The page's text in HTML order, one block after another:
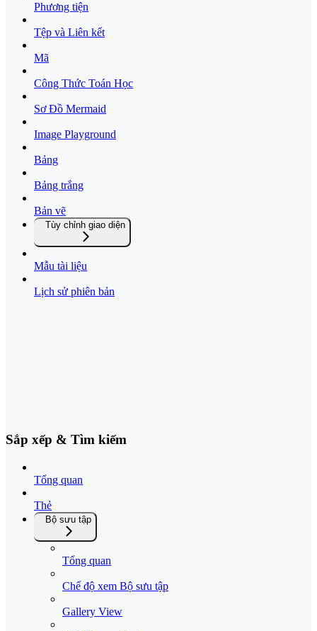
Phương tiện
Tệp và Liên kết
Mã
Công Thức Toán Học
Sơ Đồ Mermaid
Image Playground
Bảng
Bảng trắng
Bản vẽ
Tùy chỉnh giao diện
Mẫu tài liệu
Lịch sử phiên bản
Sắp xếp & Tìm kiếm
Tổng quan
Thẻ
Bộ sưu tập
Tổng quan
Chế độ xem Bộ sưu tập
Gallery View